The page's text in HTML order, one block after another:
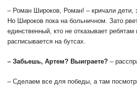
– Роман Широков, Роман! – кричали дети,
Но Широков пока на больничном. Зато
единственный, кто не отказывает
расписывается на бутсах.
– Забьешь, Артем? Выиграете? –
– Сделаем все для победы, а там